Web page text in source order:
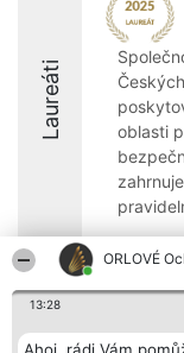
ORLOVÉ
13:28
Laureáti
oblasti
8.7
Organizátor hlasování